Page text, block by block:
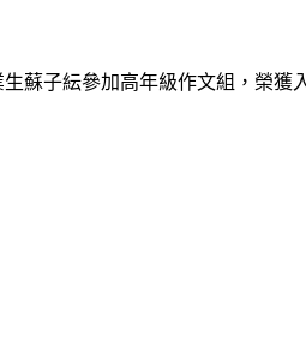
蘇子紜參加高年級作文組，榮獲